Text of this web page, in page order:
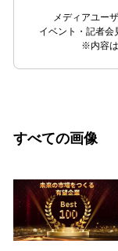
メディアユー
イベント・記者会
※内容は
すべての画像